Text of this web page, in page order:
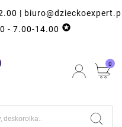
|
- 7.00-14.00 
0